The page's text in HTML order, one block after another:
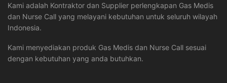
Kami adalah Kontraktor dan Supplier perlengkapan Gas Medis
dan Nurse Call yang melayani kebutuhan untuk seluruh wilayah
Indonesia.
Kami menyediakan produk Gas Medis dan Nurse Call sesuai
dengan kebutuhan yang anda butuhkan.